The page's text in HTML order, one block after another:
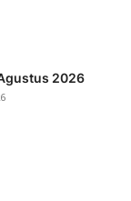
2026